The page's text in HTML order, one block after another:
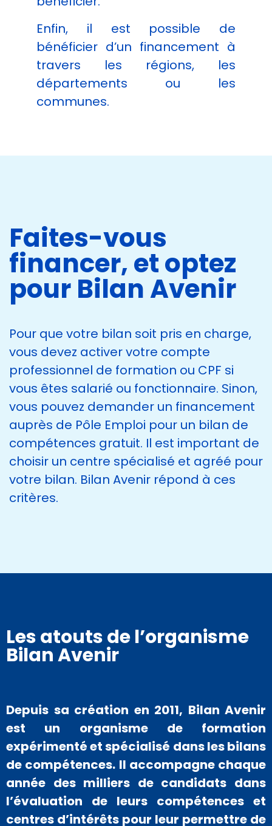
Enfin, il est possible de
bénéficier d’un financement à
travers les régions, les
départements ou les
communes.
Faites-vous
financer, et optez
pour Bilan Avenir
Pour que votre bilan soit pris en charge,
vous devez activer votre compte
professionnel de formation ou CPF si
vous êtes salarié ou fonctionnaire. Sinon,
vous pouvez demander un financement
auprès de Pôle Emploi pour un bilan de
compétences gratuit. Il est important de
choisir un centre spécialisé et agréé pour
votre bilan. Bilan Avenir répond à ces
critères.
Les atouts de l’organisme
Bilan Avenir
Depuis sa création en 2011, Bilan Avenir
est un organisme de formation
expérimenté et spécialisé dans les bilans
de compétences. Il accompagne chaque
année des milliers de candidats dans
l’évaluation de leurs compétences et
centres d’intérêts pour leur permettre de